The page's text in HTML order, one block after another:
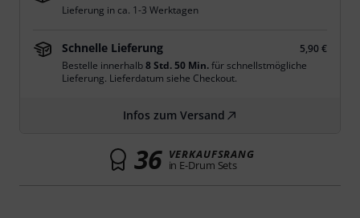
Lieferung in ca. 1-3 Werktagen
Schnelle Lieferung
5,90 €
Bestelle innerhalb8 Std. 50 Min.für schnellstmögliche
Lieferung. Lieferdatum siehe Checkout.
Infos zum Versand
36 VERKAUFSRANG
in E-Drum Sets